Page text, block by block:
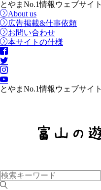
とやまNo.1情報ウェブサイト
About us
広告掲載&仕事依頼
お問い合わせ
本サイトの仕様
とやまNo.1情報ウェブサイト